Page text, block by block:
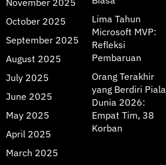
November 2025
October 2025
September 2025
August 2025
July 2025
June 2025
May 2025
April 2025
March 2025
Lima Tahun
Microsoft MVP:
Refleksi
Pembaruan
Orang Terakhir
yang Berdiri Piala
Dunia 2026:
Empat Tim, 38
Korban